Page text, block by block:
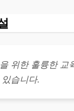
위한 훌륭한 교
습니다.